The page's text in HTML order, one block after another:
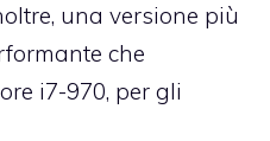
una versione più
che
i7-970, per gli